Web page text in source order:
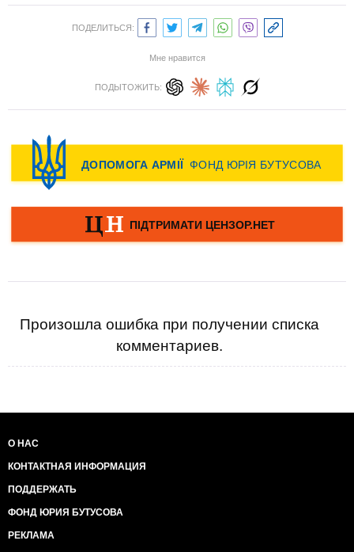
ПОДЕЛИТЬСЯ:
Мне нравится
ПОДЫТОЖИТЬ:
Произошла ошибка при получении списка
комментариев.
О НАС
КОНТАКТНАЯ ИНФОРМАЦИЯ
ПОДДЕРЖАТЬ
ФОНД ЮРИЯ БУТУСОВА
РЕКЛАМА